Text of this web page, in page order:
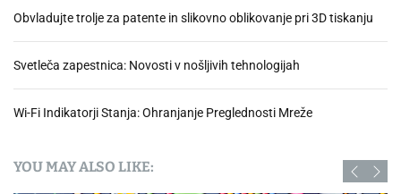
Obvladujte trolje za patente in slikovno oblikovanje pri 3D tiskanju
Svetleča zapestnica: Novosti v nošljivih tehnologijah
Wi-Fi Indikatorji Stanja: Ohranjanje Preglednosti Mreže
YOU MAY ALSO LIKE: